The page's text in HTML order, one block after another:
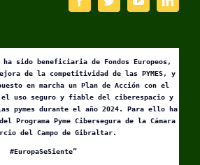
ha sido beneficiaria de Fondos Europeos,
de la competitividad de las PYMES, y
en marcha un Plan de Acción con el
uso seguro y fiable del ciberespacio y
pymes durante el año 2024. Para ello ha
Programa Pyme Cibersegura de la Cámara
del Campo de Gibraltar.
#EuropaSeSiente”